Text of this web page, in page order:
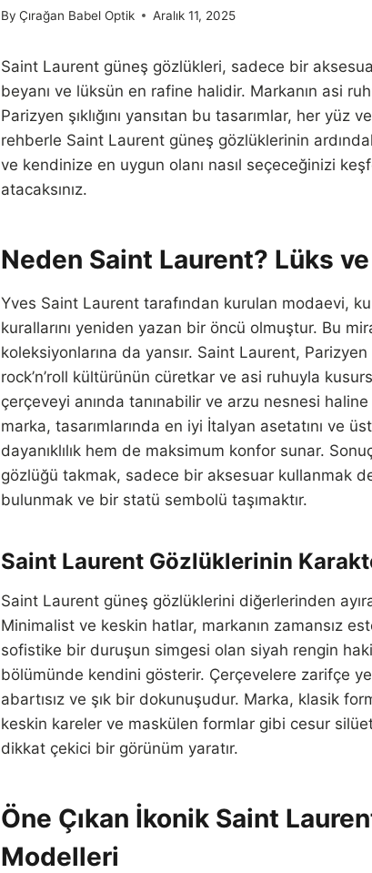
By Çırağan Babel Optik Aralık 11, 2025
Saint Laurent güneş gözlükleri, sadece bir
beyanı ve lüksün en rafine halidir. Markanın asi
Parizyen şıklığını yansıtan bu tasarımlar, her
rehberle Saint Laurent güneş gözlüklerinin
ve kendinize en uygun olanı nasıl seçeceğinizi
atacaksınız.
Neden Saint Laurent? Lüks
Yves Saint Laurent tarafından kurulan modaevi,
kurallarını yeniden yazan bir öncü olmuştur. Bu
koleksiyonlarına da yansır. Saint Laurent,
rock’n’roll kültürünün cüretkar ve asi ruhuyla
çerçeveyi anında tanınabilir ve arzu nesnesi
marka, tasarımlarında en iyi İtalyan asetatını ve
dayanıklılık hem de maksimum konfor sunar.
gözlüğü takmak, sadece bir aksesuar kullanmak
bulunmak ve bir statü sembolü taşımaktır.
Saint Laurent Gözlüklerinin
Saint Laurent güneş gözlüklerini diğerlerinden
Minimalist ve keskin hatlar, markanın zamansız
sofistike bir duruşun simgesi olan siyah rengin
bölümünde kendini gösterir. Çerçevelere zarifçe
abartısız ve şık bir dokunuşudur. Marka, klasik
keskin kareler ve maskülen formlar gibi cesur
dikkat çekici bir görünüm yaratır.
Öne Çıkan İkonik Saint
Modelleri